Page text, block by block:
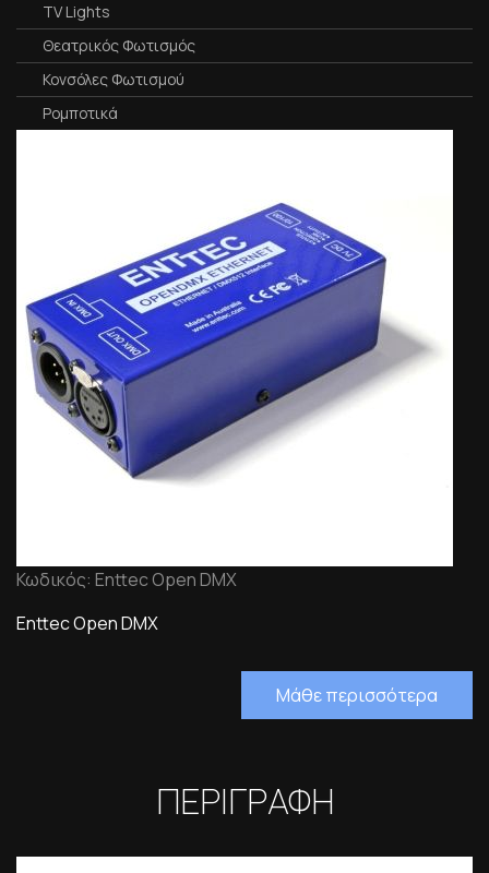
TV Lights
Θεατρικός Φωτισμός
Κονσόλες Φωτισμού
Ρομποτικά
Κωδικός: Enttec Open DMX
Enttec Open DMX
Μάθε περισσότερα
ΠΕΡΙΓΡΑΦΗ